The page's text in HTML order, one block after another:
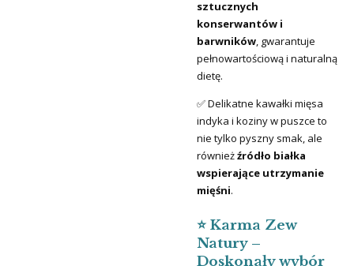
sztucznych
konserwantów i
barwników, gwarantuje
pełnowartościową i naturalną
dietę.
✅ Delikatne kawałki mięsa
indyka i koziny w puszce to
nie tylko pyszny smak, ale
równieżźródło białka
wspierające utrzymanie
mięśni.
⭐ Karma Zew
Natury –
Doskonały wybór